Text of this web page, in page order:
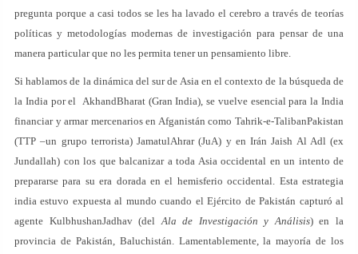
pregunta porque a casi todos se les ha lavado el cerebro a través de teorías
políticas y metodologías modernas de investigación para pensar de una
manera particular que no les permita tener un pensamiento libre.
Si hablamos de la dinámica del sur de Asia en el contexto de la búsqueda de
la India por el AkhandBharat (Gran India), se vuelve esencial para la India
financiar y armar mercenarios en Afganistán como Tahrik-e-TalibanPakistan
(TTP –un grupo terrorista) JamatulAhrar (JuA) y en Irán Jaish Al Adl (ex
Jundallah) con los que balcanizar a toda Asia occidental en un intento de
prepararse para su era dorada en el hemisferio occidental. Esta estrategia
india estuvo expuesta al mundo cuando el Ejército de Pakistán capturó al
agente KulbhushanJadhav (delAla de Investigación y Análisis) en la
provincia de Pakistán, Baluchistán. Lamentablemente, la mayoría de los